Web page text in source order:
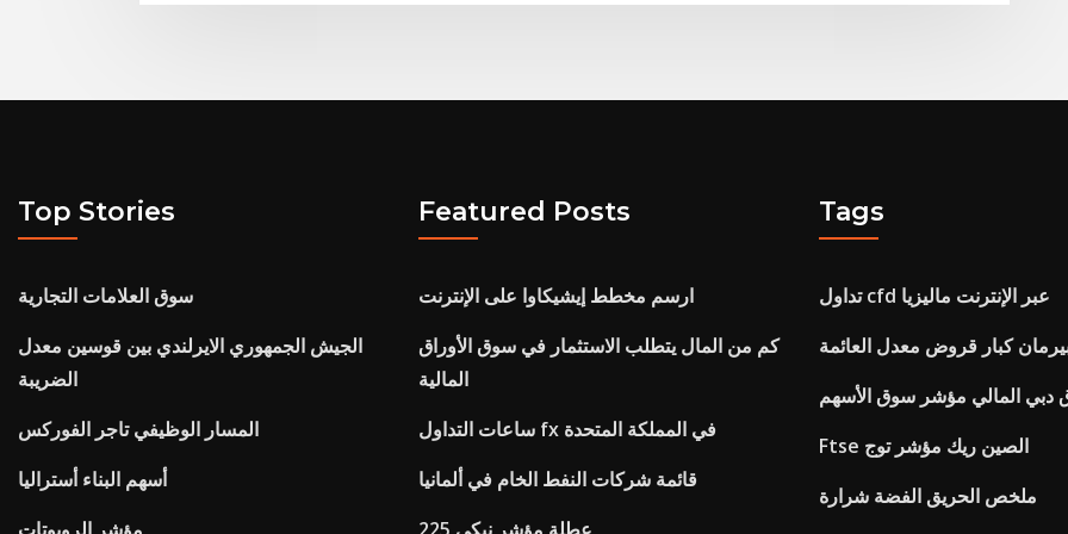
Top Stories
سوق العلامات التجارية
الجيش الجمهوري الايرلندي بين قوسين معدل
الضريبة
المسار الوظيفي تاجر الفوركس
أسهم البناء أستراليا
Featured Posts
ارسم مخطط إيشيكاوا على الإنترنت
كم من المال يتطلب الاستثمار في سوق الأوراق
المالية
ساعات التداول fx في المملكة المتحدة
قائمة شركات النفط الخام في ألمانيا
Tags
تداول cfd عبر الإنترنت ماليزيا
كبار قروض معدل العائمة
دبي المالي مؤشر سوق الأسهم
Ftse الصين ريك مؤشر توج
ملخص الحريق الفضة شرارة